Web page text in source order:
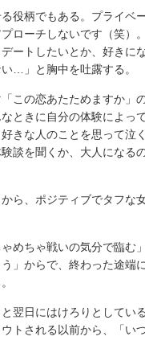
役柄でもある。プライベ
ローチしないです（笑）
ートしたいとか、好きに
…」と胸中を吐露する。
この恋あたためますか」
ときに自分の体験によっ
きな人のことを思って泣
談を聞くか、大人になる
ら、ポジティブでタフな
めちゃ戦いの気分で臨む
」からで、終わった途
翌日にはけろりとしてい
トされる以前から、「い